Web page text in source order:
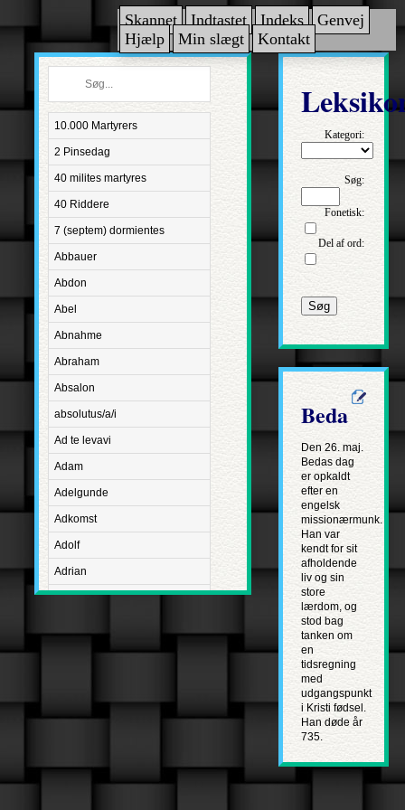
Skannet Indtastet Indeks
Genvej
Hjælp
Min slægt Kontakt
10.000 Martyrers
2 Pinsedag
40 milites martyres
40 Riddere
7 (septem) dormientes
Abbauer
Abdon
Abel
Abnahme
Abraham
Absalon
absolutus/a/i
Ad te levavi
Adam
Adelgunde
Adkomst
Adolf
Adrian
Advent
Aetatis suae
Agapetus
Kategori:
Søg:
Fonetisk:
Del af ord:
Søg
Beda
Den 26. maj.
Bedas dag
er opkaldt
efter en
engelsk
missionærmunk.
Han var
kendt for sit
afholdende
liv og sin
store
lærdom, og
stod bag
tanken om
en
tidsregning
med
udgangspunkt
i Kristi fødsel.
Han døde år
735.